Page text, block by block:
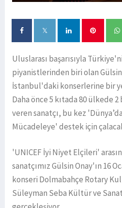
Uluslarası başarısıyla
piyanistlerinden biri olan
İstanbul'daki konserlerine bir
Daha önce 5 kıtada 80 ülkede
veren sanatçı, bu kez
Mücadeleye' destek için
'UNICEF İyi Niyet Elçileri'
sanatçımız Gülsin Onay'ın 16
konseri Dolmabahçe Rotary
Süleyman Seba Kültür ve